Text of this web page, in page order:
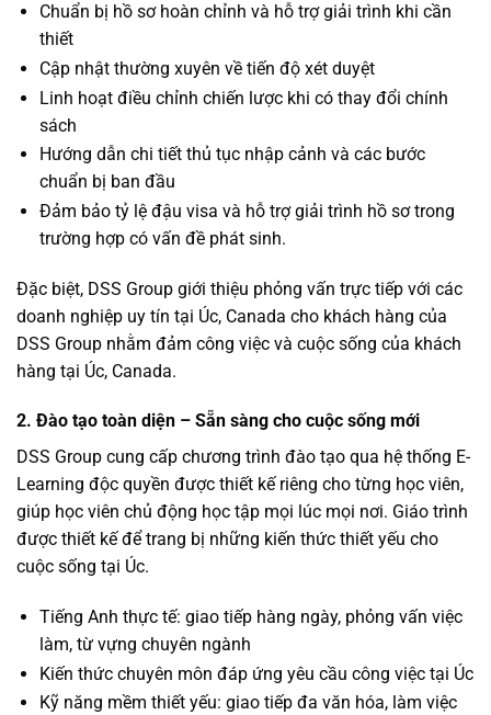
Chuẩn bị hồ sơ hoàn chỉnh và hỗ trợ giải trình khi cần
thiết
Cập nhật thường xuyên về tiến độ xét duyệt
Linh hoạt điều chỉnh chiến lược khi có thay đổi chính
sách
Hướng dẫn chi tiết thủ tục nhập cảnh và các bước
chuẩn bị ban đầu
Đảm bảo tỷ lệ đậu visa và hỗ trợ giải trình hồ sơ trong
trường hợp có vấn đề phát sinh.
Đặc biệt, DSS Group giới thiệu phỏng vấn trực tiếp với các
doanh nghiệp uy tín tại Úc, Canada cho khách hàng của
DSS Group nhằm đảm công việc và cuộc sống của khách
hàng tại Úc, Canada.
2. Đào tạo toàn diện – Sẵn sàng cho cuộc sống mới
DSS Group cung cấp chương trình đào tạo qua hệ thống E-
Learning độc quyền được thiết kế riêng cho từng học viên,
giúp học viên chủ động học tập mọi lúc mọi nơi. Giáo trình
được thiết kế để trang bị những kiến thức thiết yếu cho
cuộc sống tại Úc.
Tiếng Anh thực tế: giao tiếp hàng ngày, phỏng vấn việc
làm, từ vựng chuyên ngành
Kiến thức chuyên môn đáp ứng yêu cầu công việc tại Úc
Kỹ năng mềm thiết yếu: giao tiếp đa văn hóa, làm việc